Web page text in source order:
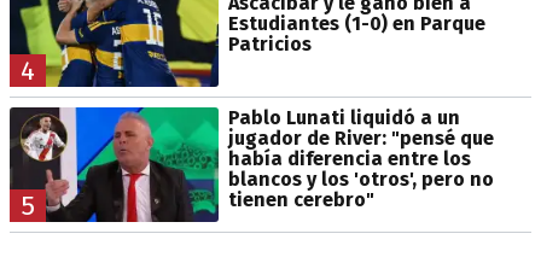
4
Estudiantes (1-0) en Parque
Patricios
5
Pablo Lunati liquidó a un
jugador de River: "pensé que
había diferencia entre los
blancos y los 'otros', pero no
tienen cerebro"